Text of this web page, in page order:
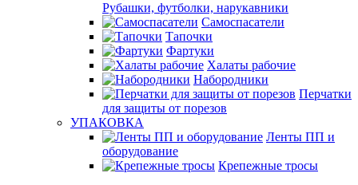
Рубашки, футболки, нарукавники
Самоспасатели
Тапочки
Фартуки
Халаты рабочие
Набородники
Перчатки
для защиты от порезов
УПАКОВКА
Ленты ПП и
оборудование
Крепежные тросы